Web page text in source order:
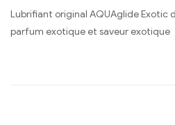
Lubrifiant original AQUAglide Exotic
parfum exotique et saveur exotique